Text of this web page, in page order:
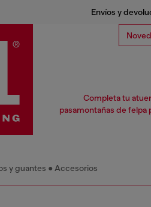
Envíos y
Completa tu
pasamontañas de
y guantes Accesorios